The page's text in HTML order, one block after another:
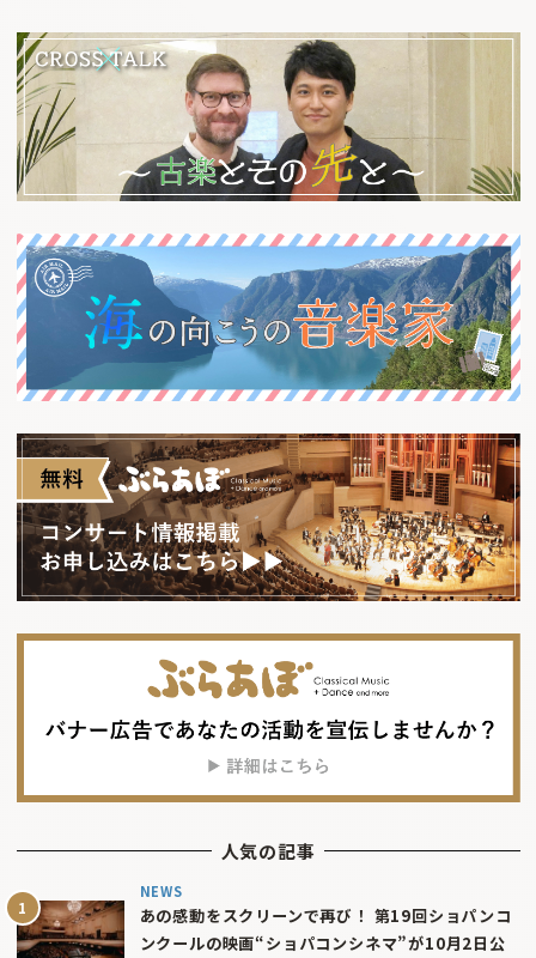
人気の記事
NEWS
あの感動をスクリーンで再び！ 第19回ショパンコ
ンクールの映画“ショパコンシネマ”が10月2日公